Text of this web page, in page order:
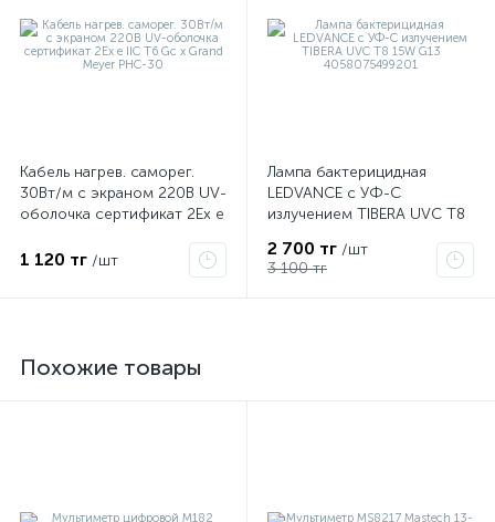
Кабель нагрев. саморег.
30Вт/м с экраном 220В UV-
оболочка сертификат 2Ex e
PHC-30
1 120 тг /шт
Лампа бактерицидная
LEDVANCE с УФ-С
излучением TIBERA UVC T8
2 700 тг /шт
3 100 тг
Похожие товары